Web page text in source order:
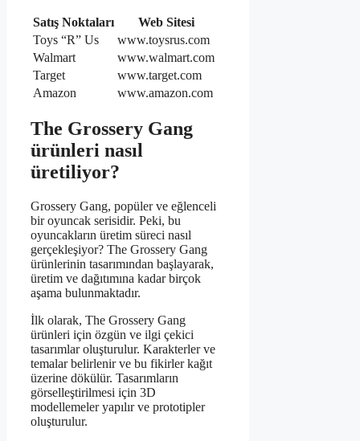
Satış Noktaları
Web Sitesi
Toys “R” Us
www.toysrus.com
Walmart
www.walmart.com
Target
www.target.com
Amazon
www.amazon.com
The Grossery Gang
ürünleri nasıl
üretiliyor?
Grossery Gang, popüler ve eğlenceli
bir oyuncak serisidir. Peki, bu
oyuncakların üretim süreci nasıl
gerçekleşiyor? The Grossery Gang
ürünlerinin tasarımından başlayarak,
üretim ve dağıtımına kadar birçok
aşama bulunmaktadır.
İlk olarak, The Grossery Gang
ürünleri için özgün ve ilgi çekici
tasarımlar oluşturulur. Karakterler ve
temalar belirlenir ve bu fikirler kağıt
üzerine dökülür. Tasarımların
görselleştirilmesi için 3D
modellemeler yapılır ve prototipler
oluşturulur.